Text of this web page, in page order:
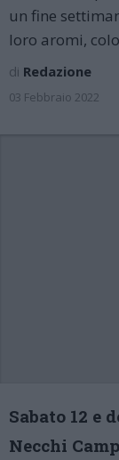
un fine
loro aromi,
di Redazione
03 Febbraio 2022
Sabato 12 e
Necchi